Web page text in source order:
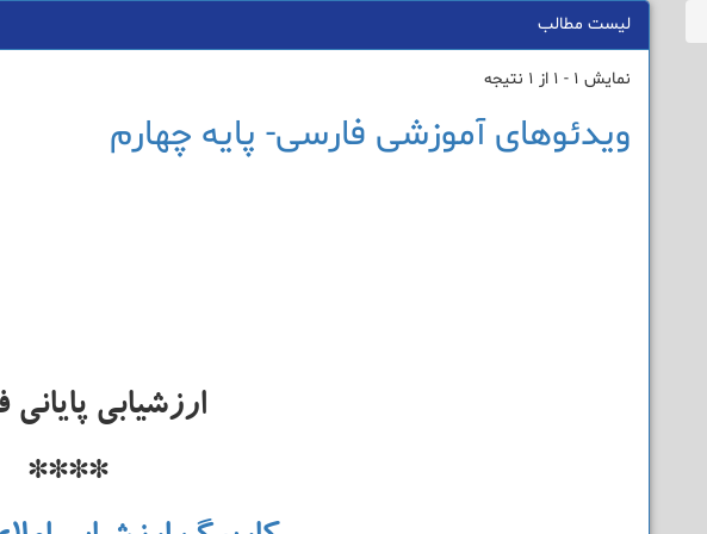
لیست مطالب
نمایش 1 - 1 از 1 نتیجه
ویدئوهای آموزشی فارسی- پایه چهارم
ارزشیابی
****